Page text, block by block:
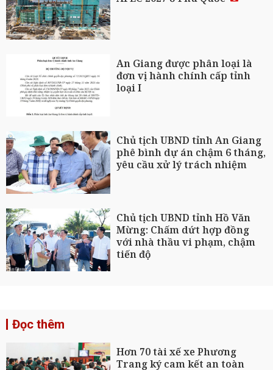
An Giang được phân loại là
đơn vị hành chính cấp tỉnh
loại I
Chủ tịch UBND tỉnh An Giang
phê bình dự án chậm 6 tháng,
yêu cầu xử lý trách nhiệm
Chủ tịch UBND tỉnh Hồ Văn
Mừng: Chấm dứt hợp đồng
với nhà thầu vi phạm, chậm
tiến độ
Đọc thêm
Hơn 70 tài xế xe Phương
Trang ký cam kết an toàn